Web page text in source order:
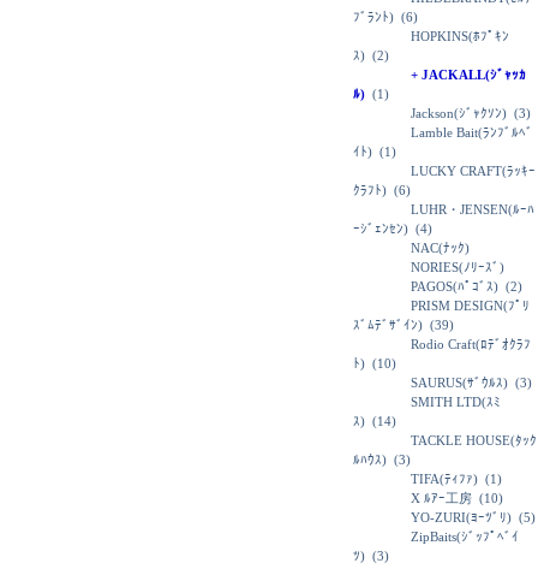
ﾌﾞﾗﾝﾄ) (6)
HOPKINS(ﾎﾌﾟｷﾝ
ｽ) (2)
+ JACKALL(ｼﾞｬｯｶ
ﾙ) (1)
Jackson(ｼﾞｬｸｿﾝ) (3)
Lamble Bait(ﾗﾝﾌﾞﾙﾍﾞ
ｲﾄ) (1)
LUCKY CRAFT(ﾗｯｷｰ
ｸﾗﾌﾄ) (6)
LUHR・JENSEN(ﾙｰﾊ
ｰｼﾞｪﾝｾﾝ) (4)
NAC(ﾅｯｸ)
NORIES(ﾉﾘｰｽﾞ)
PAGOS(ﾊﾟｺﾞｽ) (2)
PRISM DESIGN(ﾌﾟﾘ
ｽﾞﾑﾃﾞｻﾞｲﾝ) (39)
Rodio Craft(ﾛﾃﾞｵｸﾗﾌ
ﾄ) (10)
SAURUS(ｻﾞｳﾙｽ) (3)
SMITH LTD(ｽﾐ
ｽ) (14)
TACKLE HOUSE(ﾀｯｸ
ﾙﾊｳｽ) (3)
TIFA(ﾃｨﾌｧ) (1)
X ﾙｱｰ工房 (10)
YO-ZURI(ﾖｰﾂﾞﾘ) (5)
ZipBaits(ｼﾞｯﾌﾟﾍﾞｲ
ﾂ) (3)